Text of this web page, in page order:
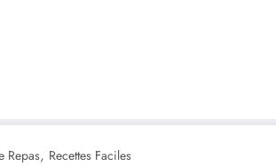
Repas, Recettes Faciles